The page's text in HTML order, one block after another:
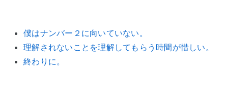
僕はナンバー２に向いていない。
理解されないことを理解してもらう時間が惜しい。
終わりに。